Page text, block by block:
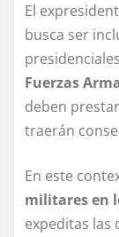
El
busca ser
Fuerzas
deben
traerán
En este
militares en
expeditas las